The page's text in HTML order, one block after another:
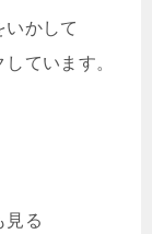
かして
ています。
見る